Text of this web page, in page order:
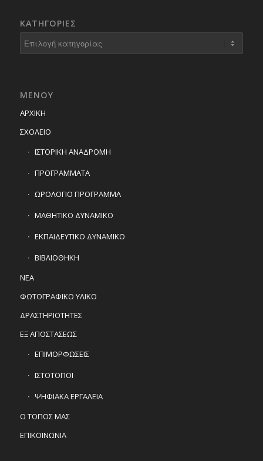
KΑΤΗΓΟΡΊΕΣ
ΜΕΝΟΥ
ΑΡΧΙΚΗ
ΣΧΟΛΕΙΟ
ΙΣΤΟΡΙΚΗ ΑΝΑΔΡΟΜΗ
ΠΡΟΓΡΑΜΜΑΤΑ
ΩΡΟΛΟΓΙΟ ΠΡΟΓΡΑΜΜΑ
ΜΑΘΗΤΙΚΟ ΔΥΝΑΜΙΚΟ
ΕΚΠΑΙΔΕΥΤΙΚΟ ΔΥΝΑΜΙΚΟ
ΒΙΒΛΙΟΘΗΚΗ
ΝΕΑ
ΦΩΤΟΓΡΑΦΙΚΟ ΥΛΙΚΟ
ΔΡΑΣΤΗΡΙΟΤΗΤΕΣ
ΕΞ ΑΠΟΣΤΑΣΕΩΣ
ΕΠΙΜΟΡΦΩΣΕΙΣ
ΙΣΤΟΤΟΠΟΙ
ΨΗΦΙΑΚΑ ΕΡΓΑΛΕΙΑ
Ο ΤΟΠΟΣ ΜΑΣ
ΕΠΙΚΟΙΝΩΝΙΑ